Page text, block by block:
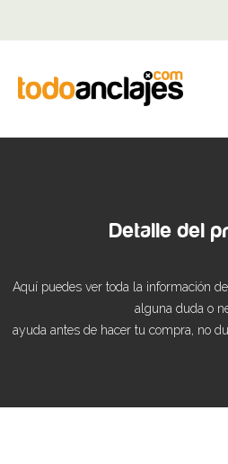
Detalle del
Aquí puedes ver toda la información
alguna duda o
ayuda antes de hacer tu compra, no